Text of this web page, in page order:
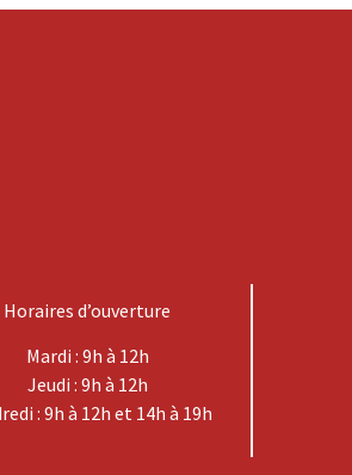
Horaires d’ouverture
Mardi : 9h à 12h
Jeudi : 9h à 12h
: 9h à 12h et 14h à 19h